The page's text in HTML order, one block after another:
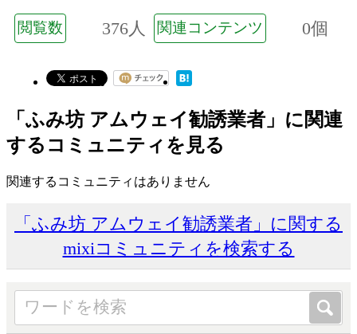
閲覧数 376人 関連コンテンツ 0個
「ふみ坊 アムウェイ勧誘業者」に関連
するコミュニティを見る
関連するコミュニティはありません
「ふみ坊 アムウェイ勧誘業者」に関する
mixiコミュニティを検索する